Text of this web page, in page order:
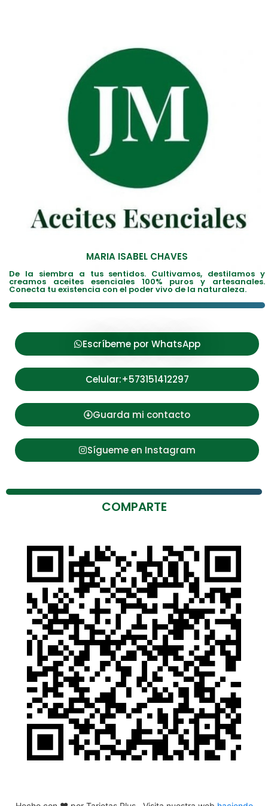
MARIA ISABEL CHAVES
De la siembra a tus sentidos. Cultivamos, destilamos y
creamos aceites esenciales 100% puros y artesanales.
Conecta tu existencia con el poder vivo de la naturaleza.
Escríbeme por WhatsApp
Celular:+573151412297
Guarda mi contacto
Sígueme en Instagram
COMPARTE